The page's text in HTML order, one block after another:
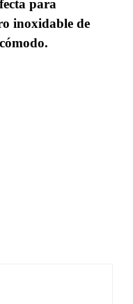
para
inoxidable de